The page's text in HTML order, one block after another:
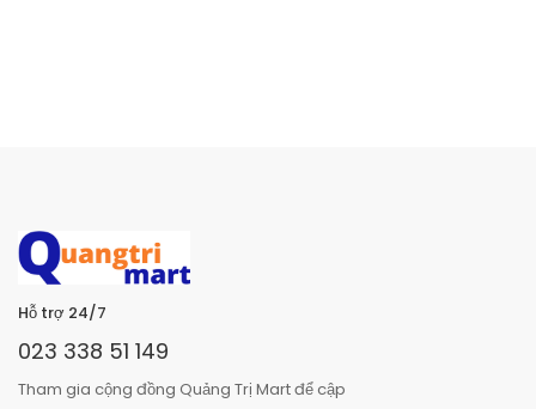
Hỗ trợ 24/7
023 338 51 149
Tham gia cộng đồng Quảng Trị Mart để cập